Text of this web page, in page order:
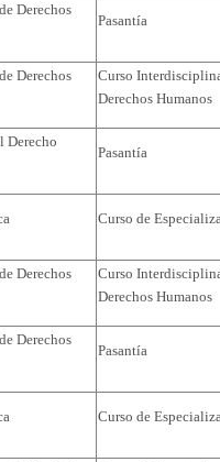
Derechos
Pasantía
Derechos
Curso
Derechos Humanos
Derecho
Pasantía
Curso de
Derechos
Curso
Derechos Humanos
Derechos
Pasantía
Curso de